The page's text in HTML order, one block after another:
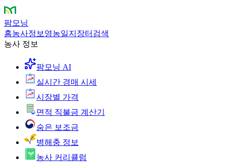
팜모닝
홈농사정보 영농일지 장터 검색
농사 정보
팜모닝 AI
실시간 경매 시세
시장별 가격
면적 직불금 계산기
숨은 보조금
병해충 정보
농사 커리큘럼